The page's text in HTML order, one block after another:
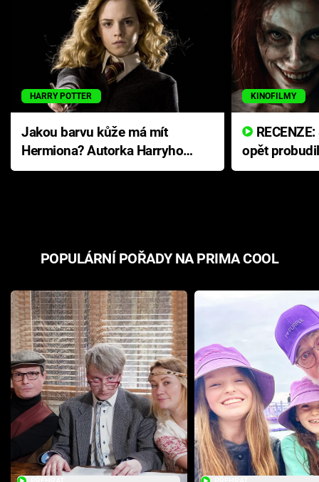
HARRY POTTER
Jakou barvu kůže má mít
Hermiona? Autorka Harryho
Pottera přišla s ráznou
KINOFILMY
opět
přichází s
POPULÁRNÍ POŘADY NA PRIMA COOL